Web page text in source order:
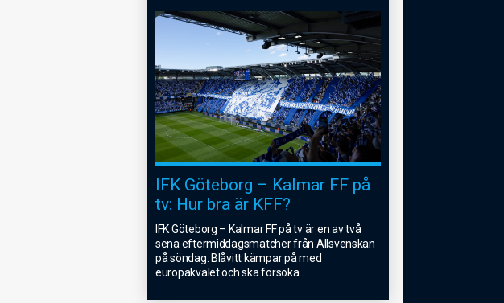
IFK Göteborg – Kalmar FF på
tv: Hur bra är KFF?
IFK Göteborg – Kalmar FF på tv är en av två
sena eftermiddagsmatcher från Allsvenskan
på söndag. Blåvitt kämpar på med
europakvalet och ska försöka